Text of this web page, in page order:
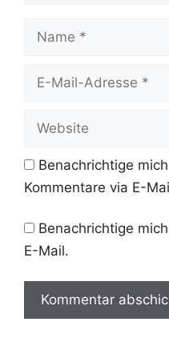
Name
Website
Benachrichtige
Kommentare via E-
Benachrichtige
E-Mail.